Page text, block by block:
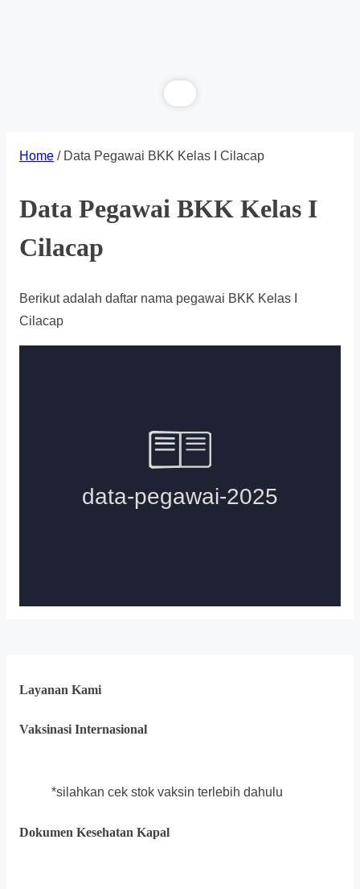
Home / Data Pegawai BKK Kelas I Cilacap
Data Pegawai BKK Kelas I
Cilacap
Berikut adalah daftar nama pegawai BKK Kelas I
Cilacap
Layanan Kami
Vaksinasi Internasional
*silahkan cek stok vaksin terlebih dahulu
Dokumen Kesehatan Kapal